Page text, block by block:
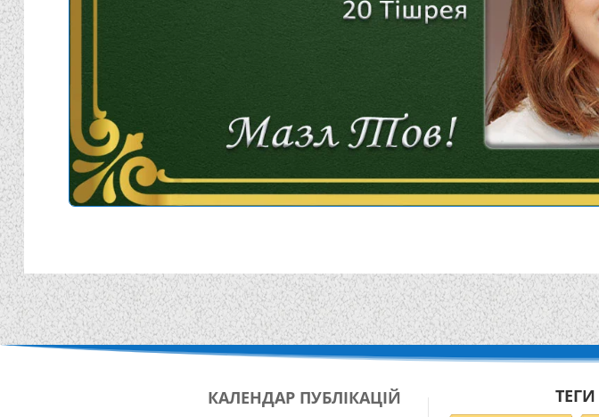
КАЛЕНДАР ПУБЛІКАЦІЙ ТЕГИ